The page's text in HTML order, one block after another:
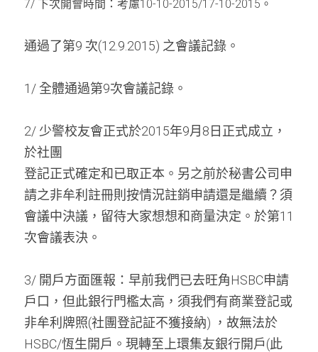
7/ 下次開會時間：考慮10-10-2015/17-10-2015 。
通過了第9 次(12.9.2015) 之會議記錄。
1/ 全體通過第9次會議記錄。
2/ 少警校友會正式於2015年9月8日正式成立，
於社團
登記正式確定和已取正本。另之前於秘書公司申
請之非牟利註冊則按情況註銷申請還是繼續？須
會議中決議，留待大家想想和商量決定。於第11
次會議表決。
3/ 開戶方面匯報：早前我們已去旺角HSBC申請
戶口，但此銀行門檻太高，須我們有商業登記或
非牟利牌照(社團登記証不獲接納) ，故無法於
HSBC/恆生開戶。現轉至上環集友銀行開戶(此